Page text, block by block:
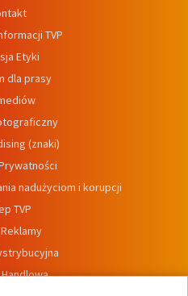
TVP
Etyki
dla prasy
(znaki)
nadużyciom i korupcji
TVP